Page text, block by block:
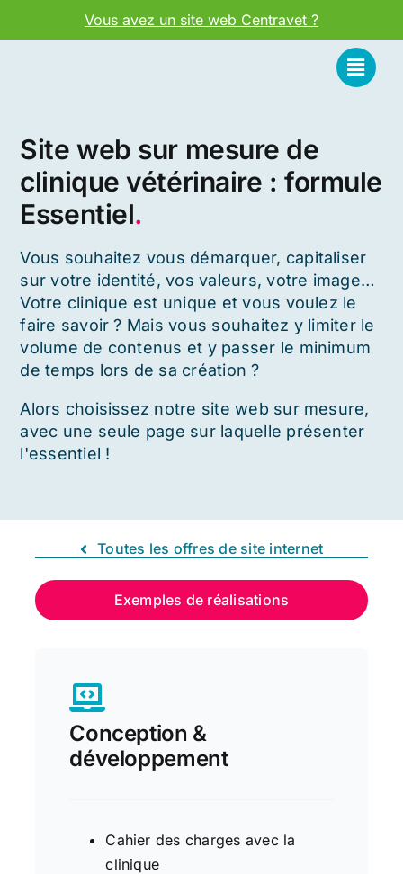
au
Vous avez un site web Centravet ?
Site web sur mesure de
clinique vétérinaire : formule
Essentiel.
Vous souhaitez vous démarquer, capitaliser
sur votre identité, vos valeurs, votre image…
Votre clinique est unique et vous voulez le
faire savoir ? Mais vous souhaitez y limiter le
volume de contenus et y passer le minimum
de temps lors de sa création ?
Alors choisissez notre site web sur mesure,
avec une seule page sur laquelle présenter
l'essentiel !
Toutes les offres de site internet
Exemples de réalisations
Conception &
développement
Cahier des charges avec la
clinique